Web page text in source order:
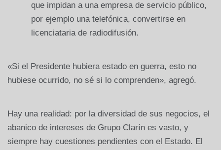
que impidan a una empresa de servicio público,
por ejemplo una telefónica, convertirse en
licenciataria de radiodifusión.
«Si el Presidente hubiera estado en guerra, esto no
hubiese ocurrido, no sé si lo comprenden», agregó.
Hay una realidad: por la diversidad de sus negocios, el
abanico de intereses de Grupo Clarín es vasto, y
siempre hay cuestiones pendientes con el Estado. El